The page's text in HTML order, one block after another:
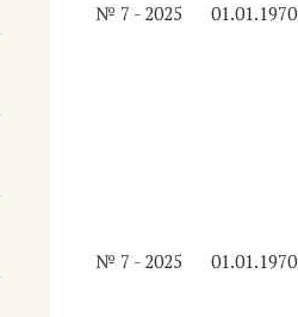
№ 7 - 2025
01.01.1970
№ 7 - 2025
01.01.1970